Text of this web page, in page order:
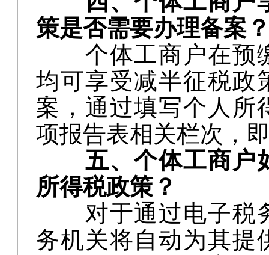
策是否需要办理备案
个体工商户在预
均可享受减半征税政
案，通过填写个人所
项报告表相关栏次，
五、个体工商户
所得税政策？
对于通过电子税
务机关将自动为其提